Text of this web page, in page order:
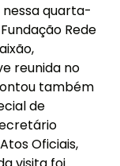
nessa quarta-
Rede
reunida no
também
de
Oficiais,